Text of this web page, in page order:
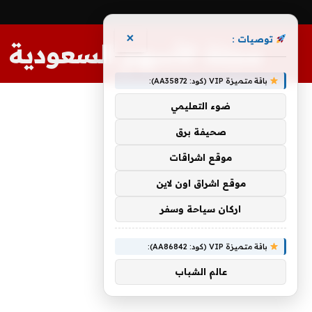
مجلة الأسهم السعودية
توصيات : ×
باقة متميزة VIP (كود: AA35872):
ضوء التعليمي
صحيفة برق
موقع اشراقات
موقع اشراق اون لاين
اركان سياحة وسفر
باقة متميزة VIP (كود: AA86842):
عالم الشباب